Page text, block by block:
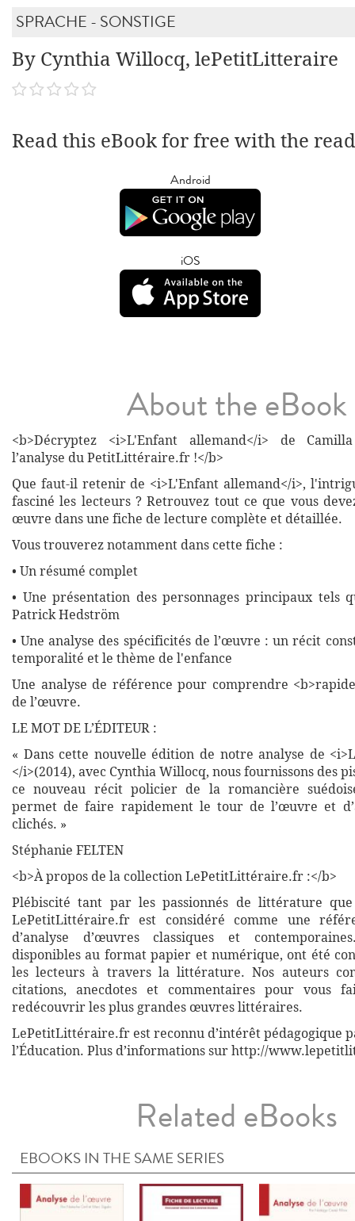
SPRACHE - SONSTIGE
By Cynthia Willocq, lePetitLitteraire
Read this eBook for free with the
Android
iOS
About the eBook
<b>Décryptez <i>L'Enfant allemand</i> de
l’analyse du PetitLittéraire.fr !</b>
Que faut-il retenir de <i>L'Enfant allemand</i>,
fasciné les lecteurs ? Retrouvez tout ce que vous
œuvre dans une fiche de lecture complète et détaillée.
Vous trouverez notamment dans cette fiche :
• Un résumé complet
• Une présentation des personnages principaux tels
Patrick Hedström
• Une analyse des spécificités de l’œuvre : un récit
temporalité et le thème de l'enfance
Une analyse de référence pour comprendre
de l’œuvre.
LE MOT DE L’ÉDITEUR :
« Dans cette nouvelle édition de notre analyse de
</i>(2014), avec Cynthia Willocq, nous fournissons des
ce nouveau récit policier de la romancière
permet de faire rapidement le tour de l’œuvre et
clichés. »
Stéphanie FELTEN
<b>À propos de la collection LePetitLittéraire.fr :</b>
Plébiscité tant par les passionnés de littérature
LePetitLittéraire.fr est considéré comme une
d’analyse d’œuvres classiques et
disponibles au format papier et numérique, ont été
les lecteurs à travers la littérature. Nos auteurs
citations, anecdotes et commentaires pour vous
redécouvrir les plus grandes œuvres littéraires.
LePetitLittéraire.fr est reconnu d’intérêt pédagogique
l’Éducation. Plus d’informations sur http://
Related eBooks
EBOOKS IN THE SAME SERIES